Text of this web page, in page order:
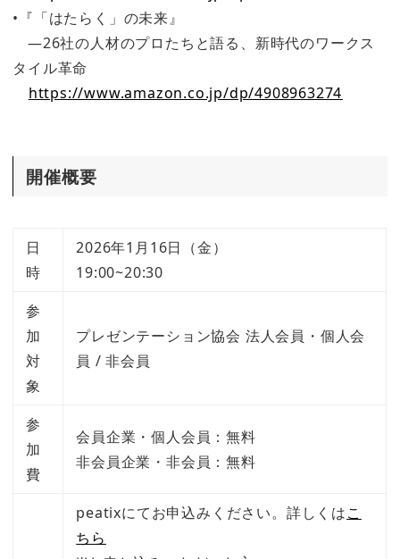
•『「はたらく」の未来』
―26社の人材のプロたちと語る、新時代のワークス
タイル革命
https://www.amazon.co.jp/dp/4908963274⁩
開催概要
日
時
2026年1月16日（金）
19:00~20:30
参
加
対
象
プレゼンテーション協会 法人会員・個人会
員 / 非会員
参
加
費
会員企業・個人会員：無料
非会員企業・非会員：無料
peatixにてお申込みください。詳しくはこ
ちら